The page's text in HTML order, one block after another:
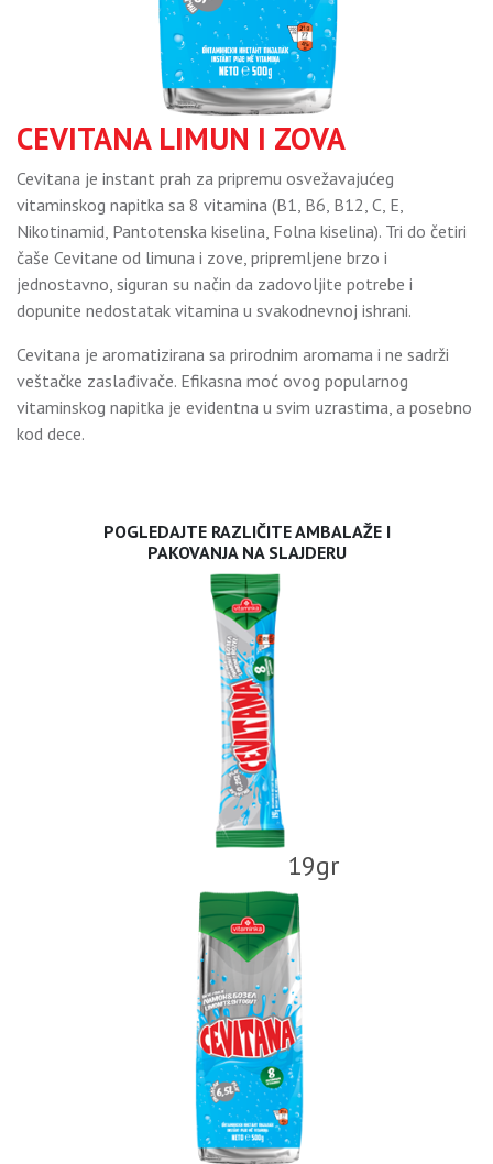
CEVITANA LIMUN I ZOVA
Cevitana je instant prah za pripremu osvežavajućeg
vitaminskog napitka sa 8 vitamina (B1, B6, B12, C, E,
Nikotinamid, Pantotenska kiselina, Folna kiselina). Tri do četiri
čaše Cevitane od limuna i zove, pripremljene brzo i
jednostavno, siguran su način da zadovoljite potrebe i
dopunite nedostatak vitamina u svakodnevnoj ishrani.
Cevitana je aromatizirana sa prirodnim aromama i ne sadrži
veštačke zaslađivače. Efikasna moć ovog popularnog
vitaminskog napitka je evidentna u svim uzrastima, a posebno
kod dece.
POGLEDAJTE RAZLIČITE AMBALAŽE I
PAKOVANJA NA SLAJDERU
19gr